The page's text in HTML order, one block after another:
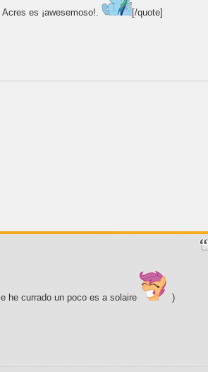
es ¡awesemoso!. [/quote]
he currado un poco es a solaire )